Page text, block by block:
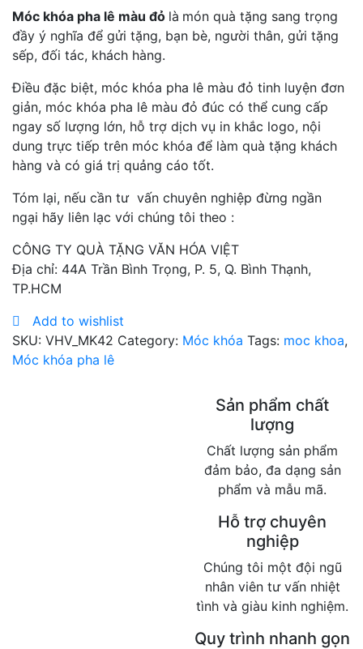
Móc khóa pha lê màu đỏ là món quà tặng sang trọng
đầy ý nghĩa để gửi tặng, bạn bè, người thân, gửi tặng
sếp, đối tác, khách hàng.
Điều đặc biệt, móc khóa pha lê màu đỏ tinh luyện đơn
giản, móc khóa pha lê màu đỏ đúc có thể cung cấp
ngay số lượng lớn, hỗ trợ dịch vụ in khắc logo, nội
dung trực tiếp trên móc khóa để làm quà tặng khách
hàng và có giá trị quảng cáo tốt.
Tóm lại, nếu cần tư vấn chuyên nghiệp đừng ngần
ngại hãy liên lạc với chúng tôi theo :
CÔNG TY QUÀ TẶNG VĂN HÓA VIỆT
Địa chỉ: 44A Trần Bình Trọng, P. 5, Q. Bình Thạnh,
TP.HCM
Add to wishlist
SKU: VHV_MK42 Category: Móc khóa Tags: moc khoa,
Móc khóa pha lê
Sản phẩm chất
lượng
Chất lượng sản phẩm
đảm bảo, đa dạng sản
phẩm và mẫu mã.
Hỗ trợ chuyên
nghiệp
Chúng tôi một đội ngũ
nhân viên tư vấn nhiệt
tình và giàu kinh nghiệm.
Quy trình nhanh gọn